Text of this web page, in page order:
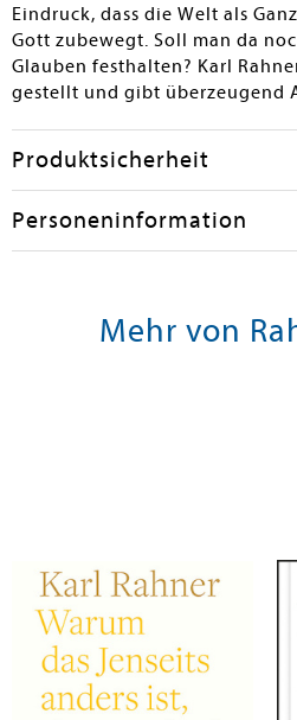
Eindruck, dass die Welt als
Gott zubewegt. Soll man da
Glauben festhalten? Karl
gestellt und gibt überzeugend
Produktsicherheit
Personeninformation
Mehr von